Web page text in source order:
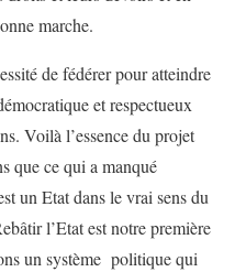
marche.
de fédérer pour atteindre
et respectueux
Voilà l’essence du projet
que ce qui a manqué
un Etat dans le vrai sens du
l’Etat est notre première
un système politique qui